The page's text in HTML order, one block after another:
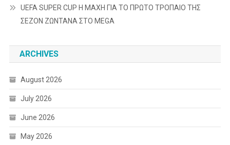
UEFA SUPER CUP Η ΜΑΧΗ ΓΙΑ ΤΟ ΠΡΩΤΟ ΤΡΟΠΑΙΟ ΤΗΣ
ΣΕΖΟΝ ΖΩΝΤΑΝΑ ΣΤΟ MEGA
ARCHIVES
August 2026
July 2026
June 2026
May 2026